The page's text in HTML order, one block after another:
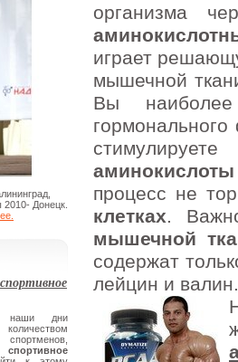
Донецк.
дни
спортивное
организма
играет
мышечной
Вы наиболее
стимулируете
аминокислоты
процесс не
клетках.
мышечной
содержат
лейцин и валин.